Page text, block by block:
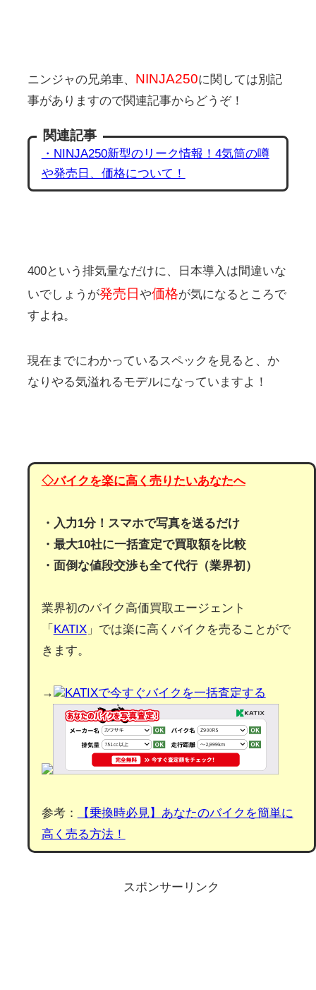
ニンジャの兄弟車、 NINJA250に関しては別記
事がありますので関連記事からどうぞ！
関連記事
・NINJA250新型のリーク情報！4気筒の噂
や発売日、価格について！
400という排気量なだけに、日本導入は間違いな
いでしょうが発売日 や価格が気になるところで
すよね。
現在までにわかっているスペックを見ると、か
なりやる気溢れるモデルになっていますよ！
◇バイクを楽に高く売りたいあなたへ
・入力1分！スマホで写真を送るだけ
・最大10社に一括査定で買取額を比較
・面倒な値段交渉も全て代行（業界初）
業界初のバイク高価買取エージェント
「 KATIX」では楽に高くバイクを売ることがで
きます。
→ KATIXで今すぐバイクを一括査定する
参考：
【乗換時必見】あなたのバイクを簡単に
高く売る方法！
スポンサーリンク